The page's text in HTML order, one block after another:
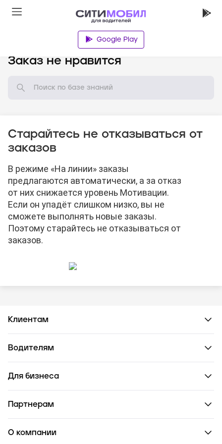
Google Play
Заказ не нравится
Старайтесь не отказываться от
заказов
В режиме «На линии» заказы
предлагаются автоматически, а за отказ
от них снижается уровень Мотивации.
Если он упадёт слишком низко, вы не
сможете выполнять новые заказы.
Поэтому старайтесь не отказываться от
заказов.
Клиентам
Водителям
Для бизнеса
Партнерам
О компании